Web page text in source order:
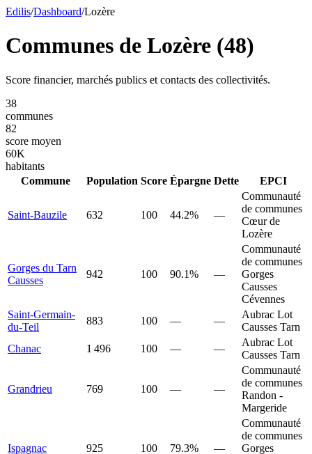
Edilis/Dashboard/Lozère
Communes de Lozère (48)
Score financier, marchés publics et contacts des collectivités.
38
communes
82
score moyen
60K
habitants
Commune
Population Score Épargne Dette EPCI
Saint-Bauzile 632 100 44.2% —
Communauté
de communes
Cœur de
Lozère
Gorges du Tarn
Causses
942 100 90.1% —
Communauté
de communes
Gorges
Causses
Cévennes
Saint-Germain-
du-Teil
883 100 — —
Aubrac Lot
Causses Tarn
Chanac
1 496 100 — —
Aubrac Lot
Causses Tarn
Grandrieu 769 100 — —
Communauté
de communes
Randon -
Margeride
Ispagnac 925 100 79.3% —
Communauté
de communes
Gorges